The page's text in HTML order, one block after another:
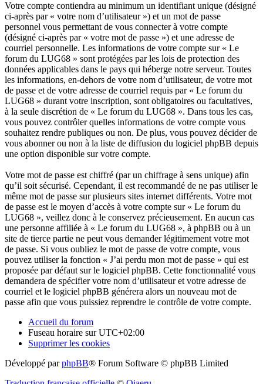
Votre compte contiendra au minimum un identifiant unique (désigné
ci-après par « votre nom d’utilisateur ») et un mot de passe
personnel vous permettant de vous connecter à votre compte
(désigné ci-après par « votre mot de passe ») et une adresse de
courriel personnelle. Les informations de votre compte sur « Le
forum du LUG68 » sont protégées par les lois de protection des
données applicables dans le pays qui héberge notre serveur. Toutes
les informations, en-dehors de votre nom d’utilisateur, de votre mot
de passe et de votre adresse de courriel requis par « Le forum du
LUG68 » durant votre inscription, sont obligatoires ou facultatives,
à la seule discrétion de « Le forum du LUG68 ». Dans tous les cas,
vous pouvez contrôler quelles informations de votre compte vous
souhaitez rendre publiques ou non. De plus, vous pouvez décider de
vous abonner ou non à la liste de diffusion du logiciel phpBB depuis
une option disponible sur votre compte.
Votre mot de passe est chiffré (par un chiffrage à sens unique) afin
qu’il soit sécurisé. Cependant, il est recommandé de ne pas utiliser le
même mot de passe sur plusieurs sites internet différents. Votre mot
de passe est le moyen d’accès à votre compte sur « Le forum du
LUG68 », veillez donc à le conservez précieusement. En aucun cas
une personne affiliée à « Le forum du LUG68 », à phpBB ou à un
site de tierce partie ne peut vous demander légitimement votre mot
de passe. Si vous oubliez le mot de passe de votre compte, vous
pouvez utiliser la fonction « J’ai perdu mon mot de passe » qui est
proposée par défaut sur le logiciel phpBB. Cette fonctionnalité vous
demandera de spécifier votre nom d’utilisateur et votre adresse de
courriel et le logiciel phpBB générera alors un nouveau mot de
passe afin que vous puissiez reprendre le contrôle de votre compte.
Accueil du forum
Fuseau horaire surUTC+02:00
Supprimer les cookies
Développé parphpBB® Forum Software © phpBB Limited